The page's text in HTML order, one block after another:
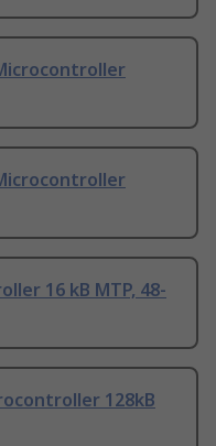
16 kB MTP, 48-
128kB